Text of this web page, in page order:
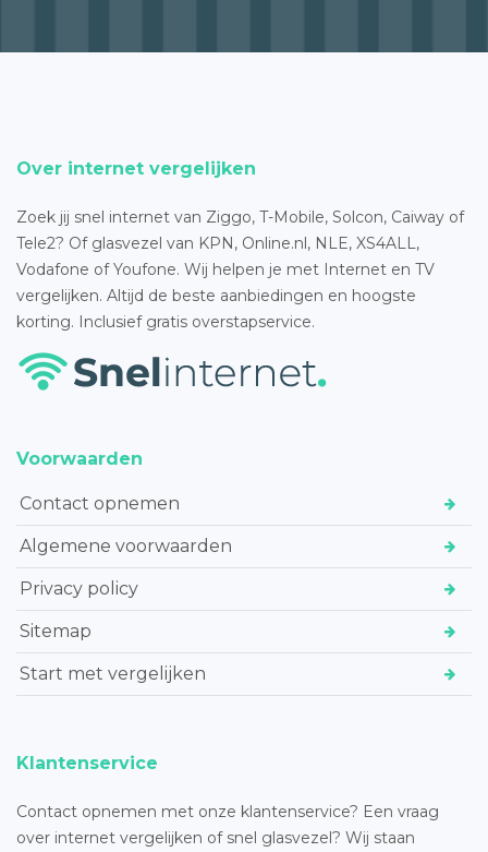
Over internet vergelijken
Zoek jij snel internet van Ziggo, T-Mobile, Solcon, Caiway of
Tele2? Of glasvezel van KPN, Online.nl, NLE, XS4ALL,
Vodafone of Youfone. Wij helpen je met Internet en TV
vergelijken. Altijd de beste aanbiedingen en hoogste
korting. Inclusief gratis overstapservice.
Voorwaarden
Contact opnemen
Algemene voorwaarden
Privacy policy
Sitemap
Start met vergelijken
Klantenservice
Contact opnemen met onze klantenservice? Een vraag
over internet vergelijken of snel glasvezel? Wij staan